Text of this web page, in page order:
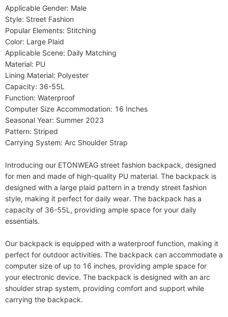
Applicable Gender: Male
Style: Street Fashion
Popular Elements: Stitching
Color: Large Plaid
Applicable Scene: Daily Matching
Material: PU
Lining Material: Polyester
Capacity: 36-55L
Function: Waterproof
Computer Size Accommodation: 16 Inches
Seasonal Year: Summer 2023
Pattern: Striped
Carrying System: Arc Shoulder Strap
Introducing our ETONWEAG street fashion backpack, designed
for men and made of high-quality PU material. The backpack is
designed with a large plaid pattern in a trendy street fashion
style, making it perfect for daily wear. The backpack has a
capacity of 36-55L, providing ample space for your daily
essentials.
Our backpack is equipped with a waterproof function, making it
perfect for outdoor activities. The backpack can accommodate a
computer size of up to 16 inches, providing ample space for
your electronic device. The backpack is designed with an arc
shoulder strap system, providing comfort and support while
carrying the backpack.